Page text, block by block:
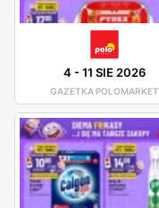
4 -11 SIE 2026
GAZETKA POLOMARKET